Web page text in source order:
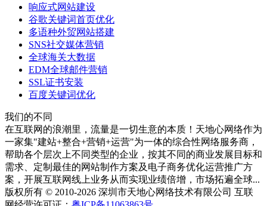
响应式网站建设
谷歌关键词首页优化
多语种外贸网站搭建
SNS社交媒体营销
全球海关大数据
EDM全球邮件营销
SSL证书安装
百度关键词优化
我们的不同
在互联网的浪潮里，流量是一切生意的本质！天地心网络作为
一家集"建站+整合+营销+运营"为一体的综合性网络服务商，
帮助各个层次上不同类型的企业，按其不同的商业发展目标和
需求、定制最佳的网站制作方案及电子商务优化运营推广方
案，开展互联网线上业务从而实现业绩倍增，市场拓遍全球...
版权所有 © 2010-2026 深圳市天地心网络技术有限公司 互联